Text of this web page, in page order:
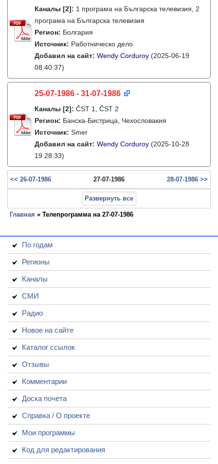
Каналы [2]: 1 програма на Българска телевизия, 2
програма на Българска телевизия
Регион: Болгария
Источник: Работническо дело
Добавил на сайт: Wendy Corduroy (2025-06-19
08:40:37)
25-07-1986 - 31-07-1986
Каналы [2]: ČST 1, ČST 2
Регион: Банска-Бистрица, Чехословакия
Источник: Smer
Добавил на сайт: Wendy Corduroy (2025-10-28
19:28:33)
<< 26-07-1986 27-07-1986 28-07-1986 >>
Развернуть все
Главная » Телепрограмма на 27-07-1986
По годам
Регионы
Каналы
СМИ
Радио
Новое на сайте
Каталог ссылок
Отзывы
Комментарии
Доска почета
Справка / О проекте
Мои программы
Код для редактирования